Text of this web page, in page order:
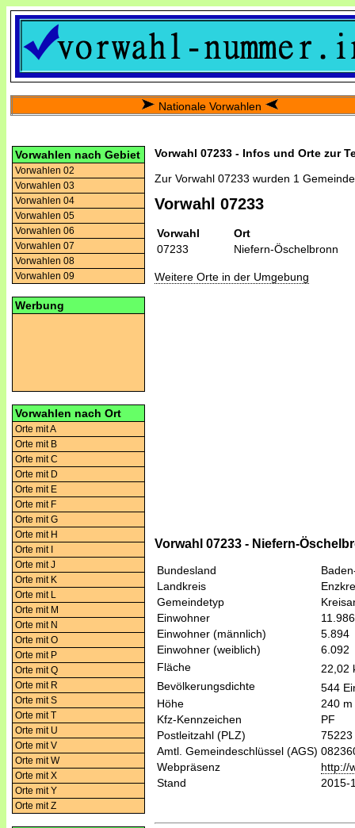
Nationale Vorwahlen
Vorwahlen nach Gebiet
Vorwahlen 02
Vorwahlen 03
Vorwahlen 04
Vorwahlen 05
Vorwahlen 06
Vorwahlen 07
Vorwahlen 08
Vorwahlen 09
Werbung
Vorwahlen nach Ort
Orte mit A
Orte mit B
Orte mit C
Orte mit D
Orte mit E
Orte mit F
Orte mit G
Orte mit H
Orte mit I
Orte mit J
Orte mit K
Orte mit L
Orte mit M
Orte mit N
Orte mit O
Orte mit P
Orte mit Q
Orte mit R
Orte mit S
Orte mit T
Orte mit U
Orte mit V
Orte mit W
Orte mit X
Orte mit Y
Orte mit Z
Vorwahl 07233 - Infos und Orte zur
Zur Vorwahl 07233 wurden 1
Vorwahl 07233
Vorwahl
Ort
07233
Niefern-Öschelbronn
Weitere Orte in der Umgebung
Vorwahl 07233 - Niefern-
Bundesland
Landkreis
Gemeindetyp
Einwohner
11.986
Einwohner (männlich)
5.894
Einwohner (weiblich)
6.092
Fläche
22,02
Bevölkerungsdichte
544
Höhe
240 m
Kfz-Kennzeichen
PF
Postleitzahl (PLZ)
75223
Amtl. Gemeindeschlüssel (AGS)
Webpräsenz
http://
Stand
2015-